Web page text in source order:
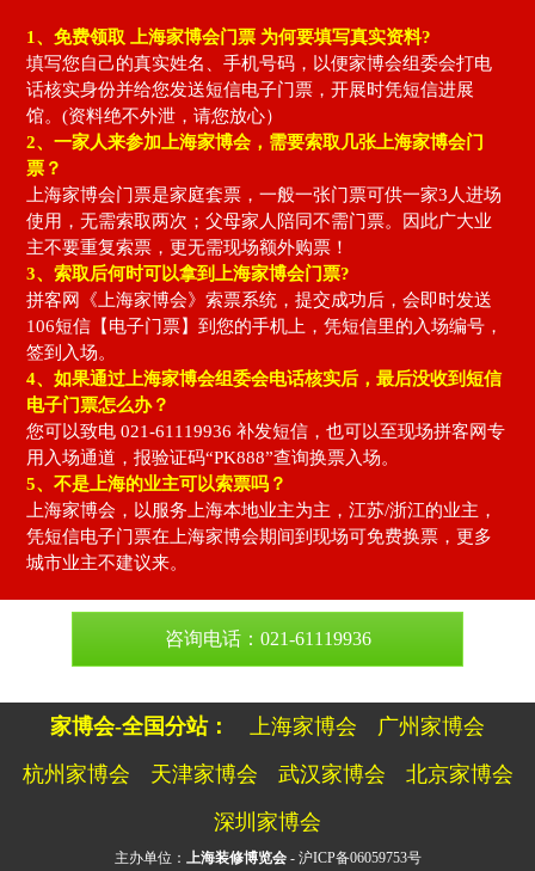
1、免费领取 上海家博会门票 为何要填写真实资料?
填写您自己的真实姓名、手机号码，以便家博会组委会打电
话核实身份并给您发送短信电子门票，开展时凭短信进展
馆。(资料绝不外泄，请您放心）
2、一家人来参加上海家博会，需要索取几张上海家博会门
票？
上海家博会门票是家庭套票，一般一张门票可供一家3人进场
使用，无需索取两次；父母家人陪同不需门票。因此广大业
主不要重复索票，更无需现场额外购票！
3、索取后何时可以拿到上海家博会门票?
拼客网《上海家博会》索票系统，提交成功后，会即时发送
106短信【电子门票】到您的手机上，凭短信里的入场编号，
签到入场。
4、如果通过上海家博会组委会电话核实后，最后没收到短信
电子门票怎么办？
您可以致电 021-61119936 补发短信，也可以至现场拼客网专
用入场通道，报验证码“PK888”查询换票入场。
5、不是上海的业主可以索票吗？
上海家博会，以服务上海本地业主为主，江苏/浙江的业主，
凭短信电子门票在上海家博会期间到现场可免费换票，更多
城市业主不建议来。
咨询电话：021-61119936
家博会-全国分站： 上海家博会
广州家博会
杭州家博会
天津家博会 武汉家博会
北京家博会
深圳家博会
主办单位： 上海装修博览会- 沪ICP备06059753号